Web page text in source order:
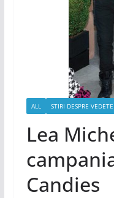
ALL STIRI DESPRE VEDETE
Lea
Candies